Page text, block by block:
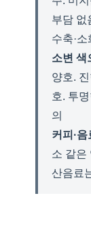
부담 없
수축·
소변 색
양호.
호. 투
의
커피·
소 같은
산음료